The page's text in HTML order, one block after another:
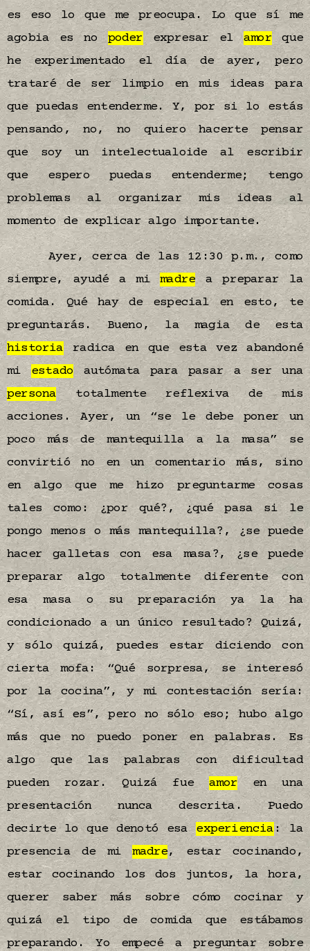
es eso lo que me preocupa. Lo que sí me
agobia es no poder expresar elamorque
he experimentado el día de ayer, pero
trataré de ser limpio en mis ideas para
que puedas entenderme. Y, por si lo estás
pensando, no, no quiero hacerte pensar
que soy un intelectualoide al escribir
que espero puedas entenderme; tengo
problemas al organizar mis ideas al
momento de explicar algo importante.
Ayer, cerca de las 12:30 p.m., como
siempre, ayudé a mimadrea preparar la
comida. Qué hay de especial en esto, te
preguntarás. Bueno, la magia de esta
historia radica en que esta vez abandoné
miestado autómata para pasar a ser una
personatotalmente reflexiva de mis
acciones. Ayer, un “se le debe poner un
poco más de mantequilla a la masa” se
convirtió no en un comentario más, sino
en algo que me hizo preguntarme cosas
tales como: ¿por qué?, ¿qué pasa si le
pongo menos o más mantequilla?, ¿se puede
hacer galletas con esa masa?, ¿se puede
preparar algo totalmente diferente con
esa masa o su preparación ya la ha
condicionado a un único resultado? Quizá,
y sólo quizá, puedes estar diciendo con
cierta mofa: “Qué sorpresa, se interesó
por la cocina”, y mi contestación sería:
“Sí, así es”, pero no sólo eso; hubo algo
más que no puedo poner en palabras. Es
algo que las palabras con dificultad
pueden rozar. Quizá fueamoren una
presentación nunca descrita. Puedo
decirte lo que denotó esaexperiencia : la
presencia de mimadre, estar cocinando,
estar cocinando los dos juntos, la hora,
querer saber más sobre cómo cocinar y
quizá el tipo de comida que estábamos
preparando. Yo empecé a preguntar sobre